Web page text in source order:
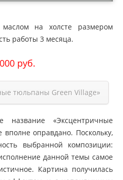
на холсте размером
работы 3 месяца.
руб.
тюльпаны Green Village»
название
«Эксцентричные
оправдано. Поскольку,
выбранной композиции:
данной темы самое
Картина получилась